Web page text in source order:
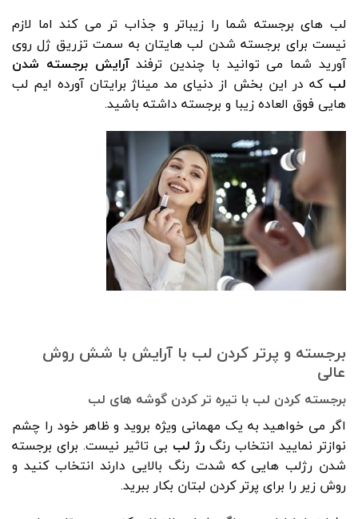
لب های برجسته شما را زیباتر و جذاب تر می کند اما لازم
نیست برای برجسته شدن لب هایتان به سمت تزریق ژل روی
آورید شما می توانید با چندین ترفندآرایش برجسته شدن
لب که در این بخش از دنیای مد میناژ برایتان آورده ایم لب
هایی فوق العاده زیبا و برجسته داشته باشید.
برجسته و پرتر کردن لب با آرایش با شش روش
عالی
برجسته کردن لب با تیره تر کردن گوشه های لب
اگر می خواهید به یک مهمانی ویژه بروید و ظاهر خود را چشم
نوازتر نمایید انتخاب رنگ رژ لب بی تاثیر نیست. برای برجسته
شدن رژلب هایی که شدت رنگ بالایی دارند انتخاب کنید و
روش زیر را برای پرتر کردن لبتان بکار ببرید.